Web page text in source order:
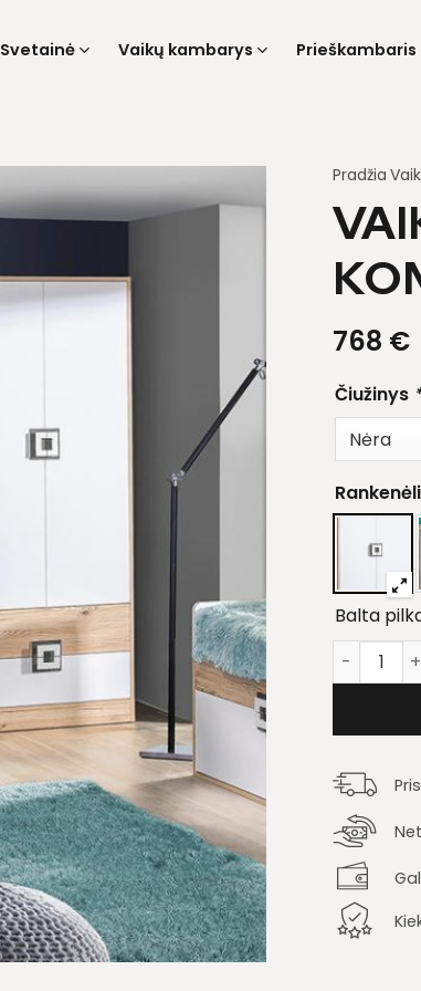
Svetainė Vaikų kambarys Prieškambaris
Pradžia
768 €
Čiužinys *
Balta
produkto